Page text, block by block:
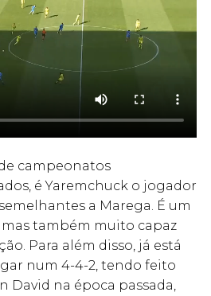
campeonatos
é Yaremchuck o jogador
a Marega. É um
também muito capaz
Para além disso, já está
num 4-4-2, tendo feito
David na época passada,